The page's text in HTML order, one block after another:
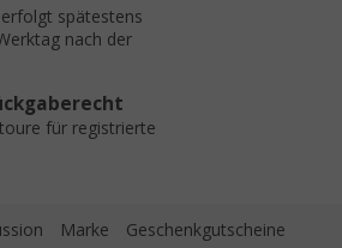
spätestens
nach der
für registrierte
Marke Geschenkgutscheine